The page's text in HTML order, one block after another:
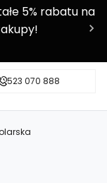
5% rabatu na
SHOP Prestige!
523 070 888